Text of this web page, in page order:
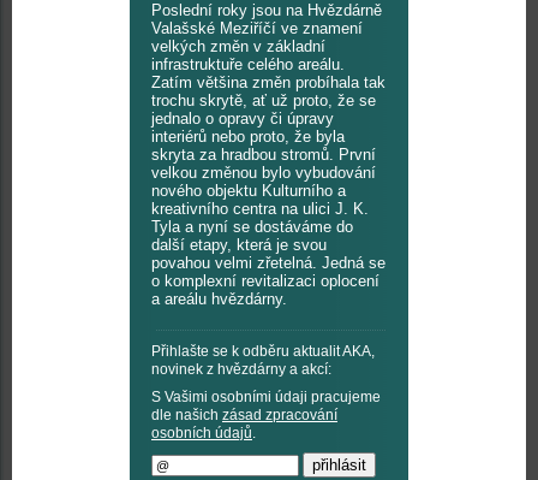
Poslední roky jsou na Hvězdárně
Valašské Meziříčí ve znamení
velkých změn v základní
infrastruktuře celého areálu.
Zatím většina změn probíhala tak
trochu skrytě, ať už proto, že se
jednalo o opravy či úpravy
interiérů nebo proto, že byla
skryta za hradbou stromů. První
velkou změnou bylo vybudování
nového objektu Kulturního a
kreativního centra na ulici J. K.
Tyla a nyní se dostáváme do
další etapy, která je svou
povahou velmi zřetelná. Jedná se
o komplexní revitalizaci oplocení
a areálu hvězdárny.
Přihlašte se k odběru aktualit AKA,
novinek z hvězdárny a akcí:
S Vašimi osobními údaji pracujeme
dle našich zásad zpracování
osobních údajů.